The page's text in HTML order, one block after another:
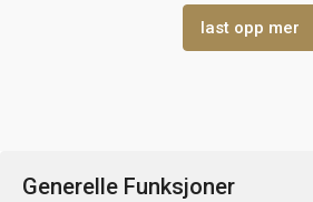
last opp mer
Generelle Funksjoner